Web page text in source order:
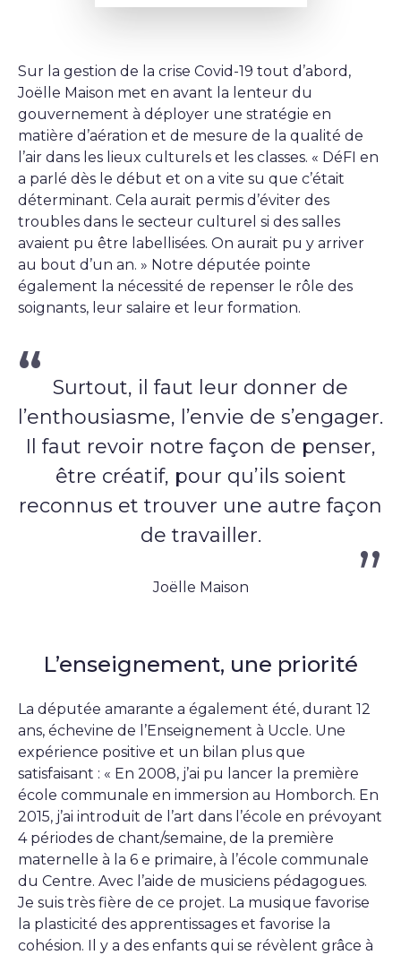
Sur la gestion de la crise Covid-19 tout d’abord,
Joëlle Maison met en avant la lenteur du
gouvernement à déployer une stratégie en
matière d’aération et de mesure de la qualité de
l’air dans les lieux culturels et les classes. « DéFI en
a parlé dès le début et on a vite su que c’était
déterminant. Cela aurait permis d’éviter des
troubles dans le secteur culturel si des salles
avaient pu être labellisées. On aurait pu y arriver
au bout d’un an. » Notre députée pointe
également la nécessité de repenser le rôle des
soignants, leur salaire et leur formation.
Surtout, il faut leur donner de
l’enthousiasme, l’envie de s’engager.
Il faut revoir notre façon de penser,
être créatif, pour qu’ils soient
reconnus et trouver une autre façon
de travailler.
Joëlle Maison
L’enseignement, une priorité
La députée amarante a également été, durant 12
ans, échevine de l’Enseignement à Uccle. Une
expérience positive et un bilan plus que
satisfaisant : « En 2008, j’ai pu lancer la première
école communale en immersion au Homborch. En
2015, j’ai introduit de l’art dans l’école en prévoyant
4 périodes de chant/semaine, de la première
maternelle à la 6 e primaire, à l’école communale
du Centre. Avec l’aide de musiciens pédagogues.
Je suis très fière de ce projet. La musique favorise
la plasticité des apprentissages et favorise la
cohésion. Il y a des enfants qui se révèlent grâce à